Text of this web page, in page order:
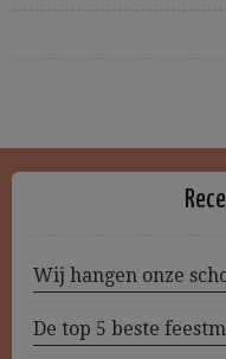
Wij hangen onze
De top 5 beste